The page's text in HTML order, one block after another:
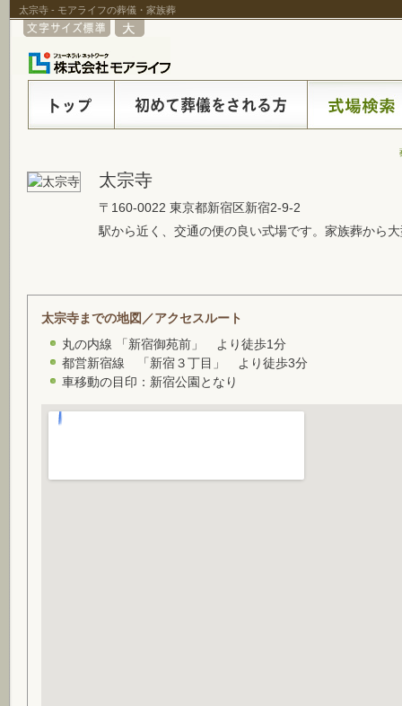
太宗寺 - モアライフの葬儀・家族葬
太宗寺
〒160-0022 東京都新宿区新宿2-9-2
駅から近く、交通の便の良い式場です。家族葬から
太宗寺までの地図／アクセスルート
丸の内線 「新宿御苑前」 より徒歩1分
都営新宿線 「新宿３丁目」 より徒歩3分
車移動の目印：新宿公園となり